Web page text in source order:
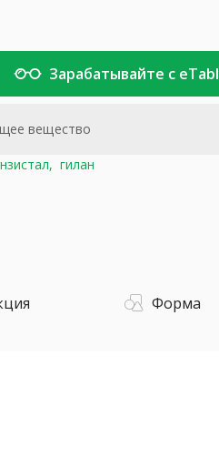
Зарабатывайте с eTabl
гилан
Форма